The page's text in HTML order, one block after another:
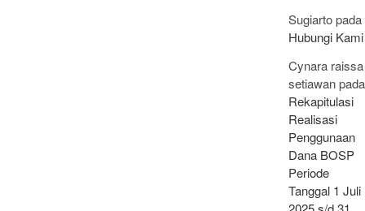
Sugiartopada
Hubungi Kami
Cynara raissa
setiawanpada
Rekapitulasi
Realisasi
Penggunaan
Dana BOSP
Periode
Tanggal 1 Juli